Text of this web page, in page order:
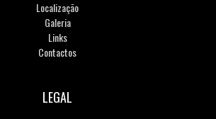
Localização
Galeria
Links
Contactos
LEGAL